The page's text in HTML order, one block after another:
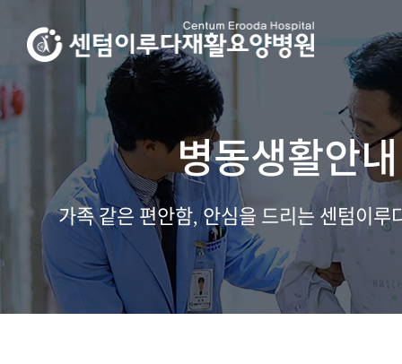
병동생활안내
가족 같은 편안함, 안심을 드리는 센텀이루